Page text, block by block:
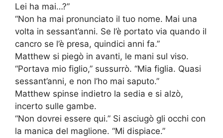
Lei ha mai…?”
“Non ha mai pronunciato il tuo nome. Mai una
volta in sessant’anni. Se l’è portato via quando il
cancro se l’è presa, quindici anni fa.”
Matthew si piegò in avanti, le mani sul viso.
“Portava mio figlio,” sussurrò. “Mia figlia. Quasi
sessant’anni, e non l’ho mai saputo.”
Matthew spinse indietro la sedia e si alzò,
incerto sulle gambe.
“Non dovrei essere qui.” Si asciugò gli occhi con
la manica del maglione. “Mi dispiace.”